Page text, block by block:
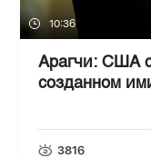
10:36
Арагчи: США
созданном
3816